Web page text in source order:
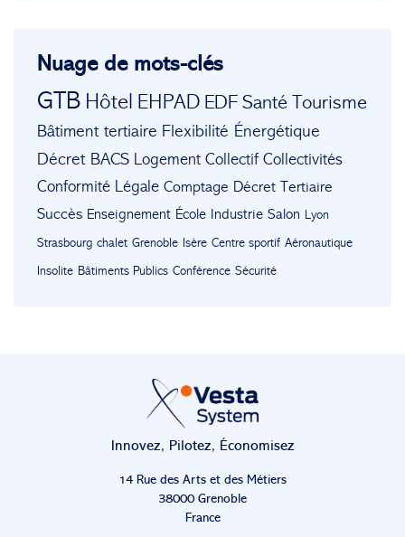
Nuage de mots-clés
GTB Hôtel EHPAD EDF Santé Tourisme
Bâtiment tertiaire Flexibilité Énergétique
Décret BACS Logement Collectif Collectivités
Conformité Légale Comptage Décret Tertiaire
Succès Enseignement École Industrie Salon Lyon
Strasbourg chalet Grenoble Isère Centre sportif Aéronautique
Insolite Bâtiments Publics Conférence Sécurité
Innovez, Pilotez, Économisez
14 Rue des Arts et des Métiers
38000 Grenoble
France